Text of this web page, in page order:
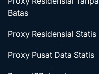
Batas
Proxy Residensial Statis
Proxy Pusat Data Statis